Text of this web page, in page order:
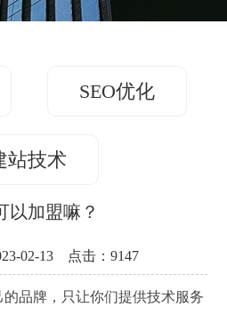
SEO优化
站技术
以加盟嘛？
02-13 点击：9147
的品牌，只让你们提供技术服务